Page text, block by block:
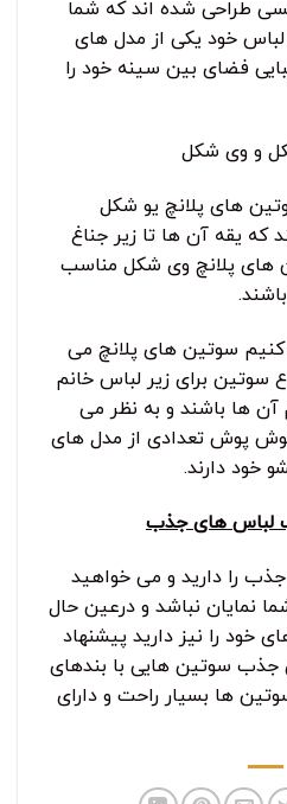
طراحی شده اند که شما
لباس خود یکی از مدل های
فضای بین سینه خود را
و وی شکل
های پلانچ یو شکل
یقه آن ها تا زیر جناغ
های پلانچ وی شکل مناسب
کنیم سوتین های پلانچ می
سوتین برای زیر لباس خانم
آن ها باشند و به نظر می
پوش تعدادی از مدل های
خود دارند.
لباس های جذب
را دارید و می خواهید
نمایان نباشد و درعین حال
را نیز دارید پیشنهاد
جذب سوتین هایی با بندهای
ها بسیار راحت و دارای